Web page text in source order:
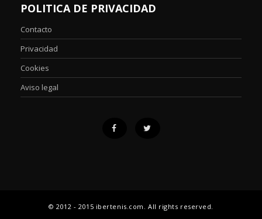
POLITICA DE PRIVACIDAD
Contacto
Privacidad
Cookies
Aviso legal
© 2012 - 2015 ibertenis.com. All rights reserved.